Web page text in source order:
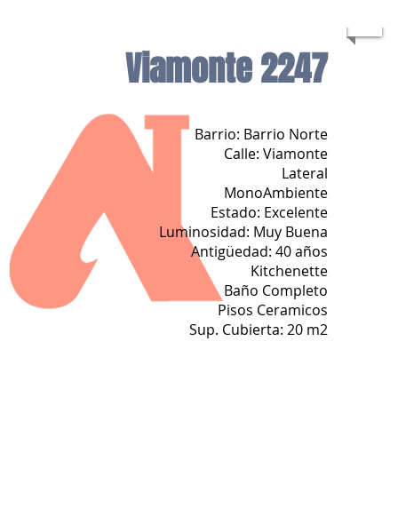
Viamonte 2247
Barrio: Barrio Norte
Calle: Viamonte
Lateral
MonoAmbiente
Estado: Excelente
Luminosidad: Muy Buena
Antigüedad: 40 años
Kitchenette
Baño Completo
Pisos Ceramicos
Sup. Cubierta: 20 m2